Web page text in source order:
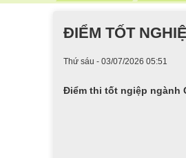
ĐIỂM TỐT
Thứ sáu - 03/07/2026 05:51
Điểm thi tốt ngiệp ngành